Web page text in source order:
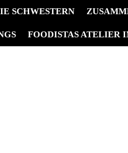
SCHWESTERN
FOODISTAS ATELIER